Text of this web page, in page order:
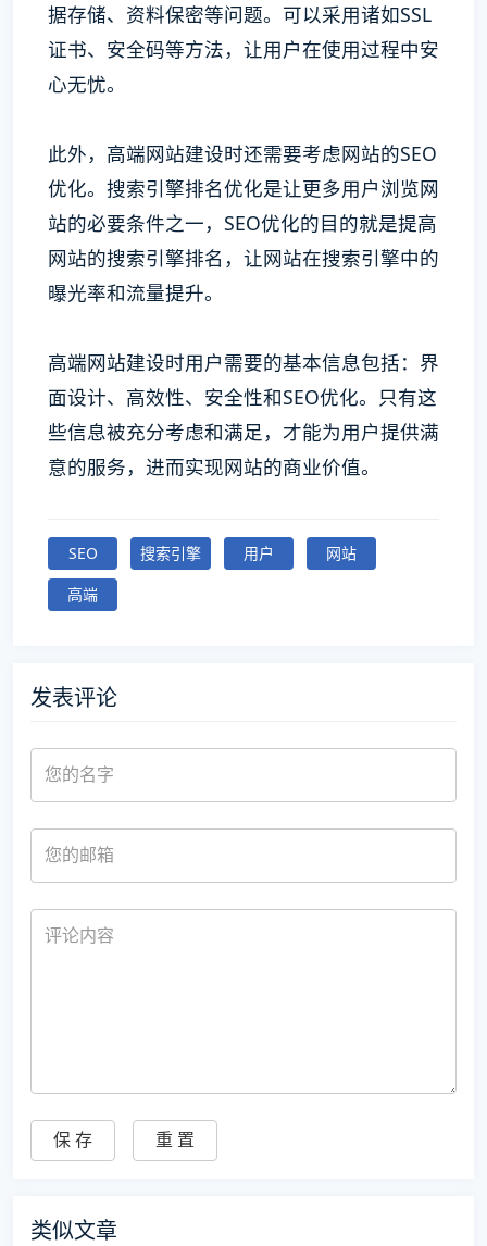
据存储、资料保密等问题。可以采用诸如SSL
证书、安全码等方法，让用户在使用过程中安
心无忧。
此外，高端网站建设时还需要考虑网站的SEO
优化。搜索引擎排名优化是让更多用户浏览网
站的必要条件之一，SEO优化的目的就是提高
网站的搜索引擎排名，让网站在搜索引擎中的
曝光率和流量提升。
高端网站建设时用户需要的基本信息包括：界
面设计、高效性、安全性和SEO优化。只有这
些信息被充分考虑和满足，才能为用户提供满
意的服务，进而实现网站的商业价值。
SEO 搜索引擎 用户
网站
高端
发表评论
类似文章